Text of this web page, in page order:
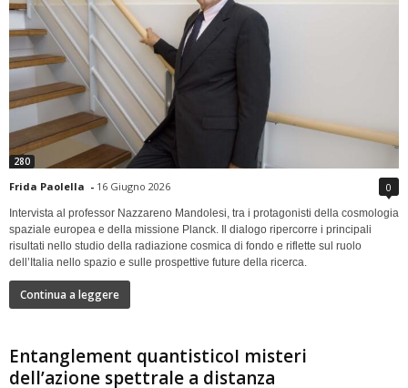
280
Frida Paolella - 16 Giugno 2026 0
Intervista al professor Nazzareno Mandolesi, tra i protagonisti della cosmologia
spaziale europea e della missione Planck. Il dialogo ripercorre i principali
risultati nello studio della radiazione cosmica di fondo e riflette sul ruolo
dell’Italia nello spazio e sulle prospettive future della ricerca.
Continua a leggere
Entanglement quantisticoI misteri
dell’azione spettrale a distanza